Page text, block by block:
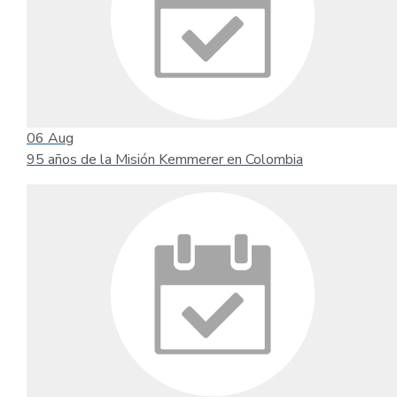
06 Aug
95 años de la Misión Kemmerer en Colombia